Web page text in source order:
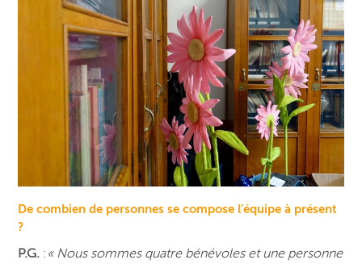
De combien de personnes se compose l’équipe à présent
?
P.G. : « Nous sommes quatre bénévoles et une personne